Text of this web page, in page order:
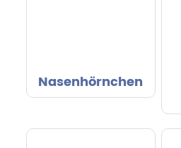
Nasenhörnchen